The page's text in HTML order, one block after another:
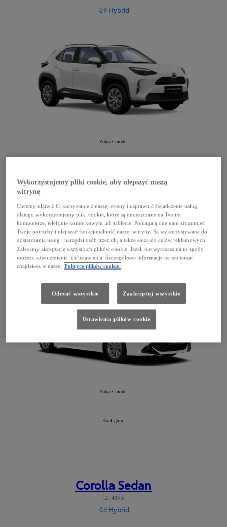
Hybrid
Yaris Cross:
Zobacz model
Corolla Hatchback
127 900 zł
Hybrid
Corolla Hatchback
Zobacz model
Corolla Hatchback
Konfiguruj
Corolla Sedan
121 400 zł
Hybrid
Wykorzystujemy pliki cookie, aby ulepszyć naszą
witrynę
Chcemy ułatwić Ci korzystanie z naszej strony i usprawnić świadczenie usług,
dlatego wykorzystujemy pliki cookie, które są umieszczane na Twoim
komputerze, telefonie komórkowym lub tablecie. Pomagają one nam zrozumieć
Twoje potrzeby i ulepszać funkcjonalność naszej witryny. Są wykorzystywane do
dostarczania usług i narzędzi osób trzecich, a także służą do celów reklamowych.
Zalecamy akceptację wszystkich plików cookie. Jeżeli nie wyrażasz na to zgody,
możesz łatwo zmienić ich ustawienia. Szczegółowe informacje na ten temat
znajdziesz w naszej Polityce plików cookie.
Odrzuć wszystkie Zaakceptuj wszystkie
Ustawienia plików cookie